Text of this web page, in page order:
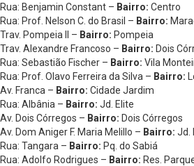
Rua: Benjamin Constant – Bairro: Centro
Rua: Prof. Nelson C. do Brasil – Bairro:
Trav. Pompeia II – Bairro: Pompeia
Trav. Alexandre Francoso – Bairro: Dois
Rua: Sebastião Fischer – Bairro: Vila
Rua: Prof. Olavo Ferreira da Silva – Bairro:
Av. Franca – Bairro: Cidade Jardim
Rua: Albânia – Bairro: Jd. Elite
Av. Dois Córregos – Bairro: Dois Córregos
Av. Dom Aniger F. Maria Melillo – Bairro: Jd.
Rua: Tangara – Bairro: Pq. do Sabiá
Rua: Adolfo Rodrigues – Bairro: Res.